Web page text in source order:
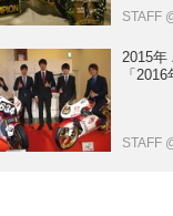
STAFF
2015年
「
STAFF